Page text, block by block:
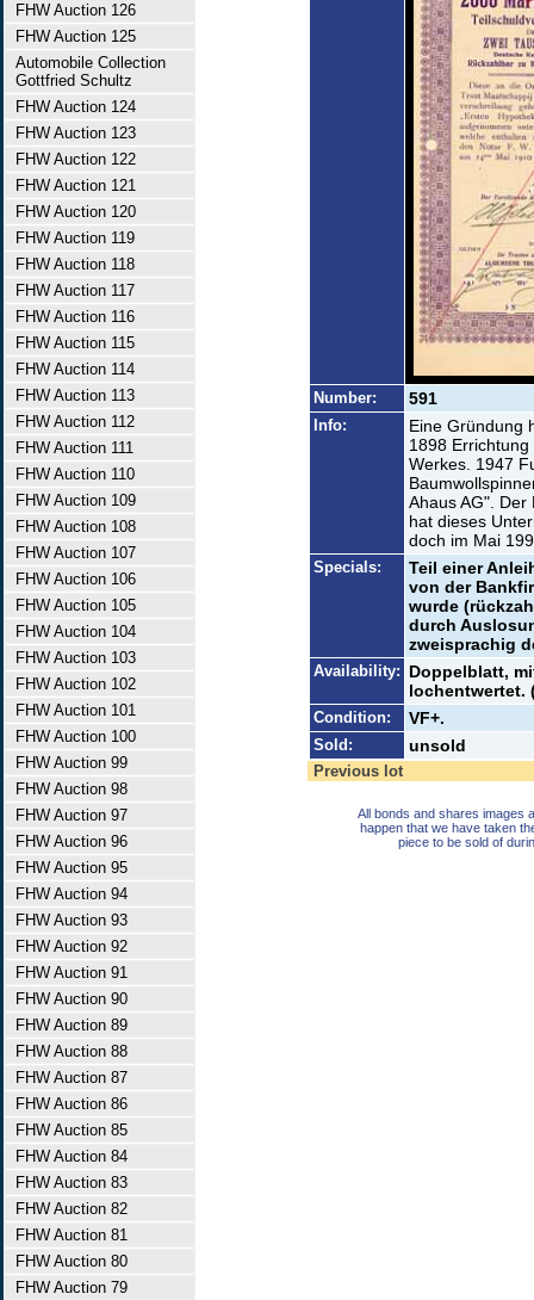
FHW Auction 126
FHW Auction 125
Automobile Collection
Gottfried Schultz
FHW Auction 124
FHW Auction 123
FHW Auction 122
FHW Auction 121
FHW Auction 120
FHW Auction 119
FHW Auction 118
FHW Auction 117
FHW Auction 116
FHW Auction 115
FHW Auction 114
FHW Auction 113
FHW Auction 112
FHW Auction 111
FHW Auction 110
FHW Auction 109
FHW Auction 108
FHW Auction 107
FHW Auction 106
FHW Auction 105
FHW Auction 104
FHW Auction 103
FHW Auction 102
FHW Auction 101
FHW Auction 100
FHW Auction 99
FHW Auction 98
FHW Auction 97
FHW Auction 96
FHW Auction 95
FHW Auction 94
FHW Auction 93
FHW Auction 92
FHW Auction 91
FHW Auction 90
FHW Auction 89
FHW Auction 88
FHW Auction 87
FHW Auction 86
FHW Auction 85
FHW Auction 84
FHW Auction 83
FHW Auction 82
FHW Auction 81
FHW Auction 80
FHW Auction 79
Number: 591
Info:
Eine Gründung
1898
Werkes. 1947
Ahaus AG". Der
hat dieses
doch im Mai
Specials:
Teil einer
von der
wurde
durch
zweisprachig
Availability: Doppelblatt,
lochentwertet.
Condition: VF+.
Sold: unsold
Previous lot
All bonds and shares images
happen that we have taken
piece to be sold of